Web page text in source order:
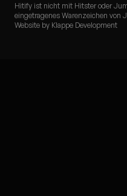
Hitify ist nicht mit Hitster oder
eingetragenes Warenzeichen von
Website by Klappe Development